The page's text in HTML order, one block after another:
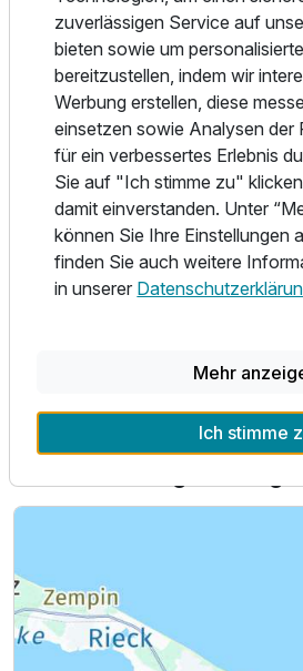
Anreise bitte von 15 bis 17 Uhr,
bitte bis spätestens 16 Uhr
anmelden!
Wenn Sie einen PKW-Stellplatz
bitte zusätzlich 5,- EUR pro Nacht.
Wir freuen uns auf Ihre Besuch!
zuverlässigen Service auf
bieten sowie um
bereitzustellen, indem wir
Werbung erstellen, diese
einsetzen sowie Analysen der
für ein verbessertes Erlebnis
Sie auf "Ich stimme zu"
damit einverstanden. Unter
können Sie Ihre Einstellungen
finden Sie auch weitere
in unserer
Mehr
Ich stimme